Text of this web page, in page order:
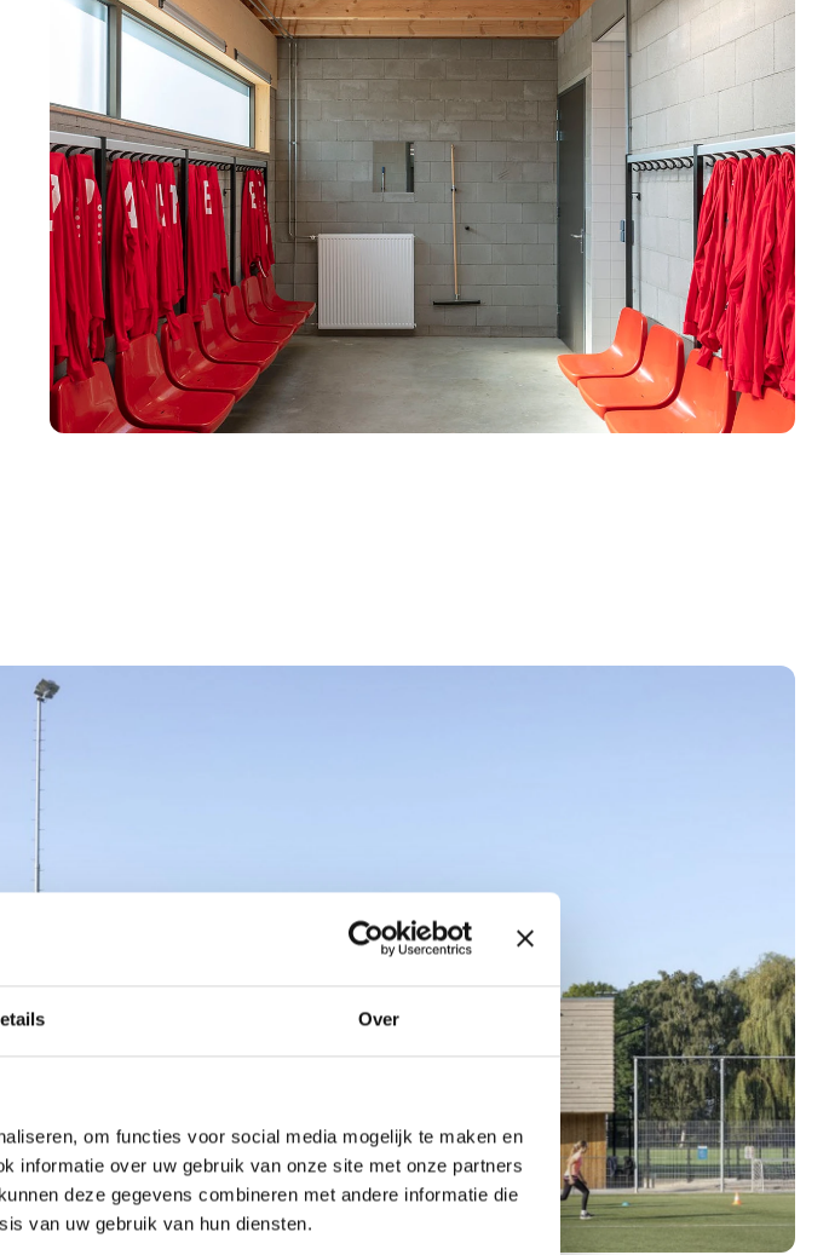
Over
om functies voor social media mogelijk te maken en
informatie over uw gebruik van onze site met onze partners
deze gegevens combineren met andere informatie die
van uw gebruik van hun diensten.